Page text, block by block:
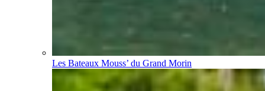
Les Bateaux Mouss’ du Grand Morin